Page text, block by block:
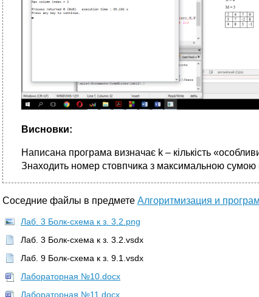
Висновки:
Написана програма визначає k – кількість
Знаходить номер стовпчика з максимальною сумою
Соседние файлы в предмете Алгоритмизация и
Лаб. 3 Болк-схема к з. 3.2.png
Лаб. 3 Болк-схема к з. 3.2.vsdx
Лаб. 9 Болк-схема к з. 9.1.vsdx
Лабораторная №10.docx
Лабораторная №11.docx